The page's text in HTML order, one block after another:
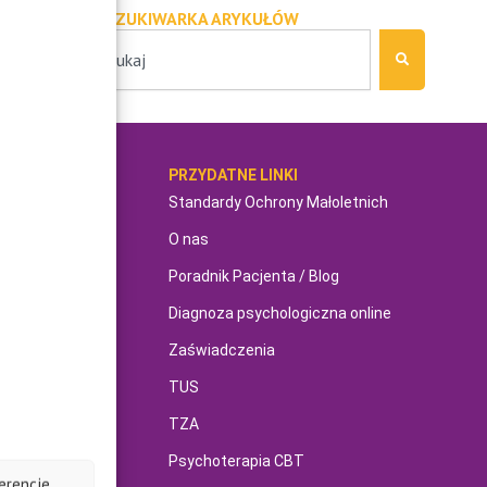
WYSZUKIWARKA ARYKUŁÓW
PRZYDATNE LINKI
Standardy Ochrony Małoletnich
O nas
Poradnik Pacjenta / Blog
Diagnoza psychologiczna online
Zaświadczenia
TUS
TZA
Psychoterapia CBT